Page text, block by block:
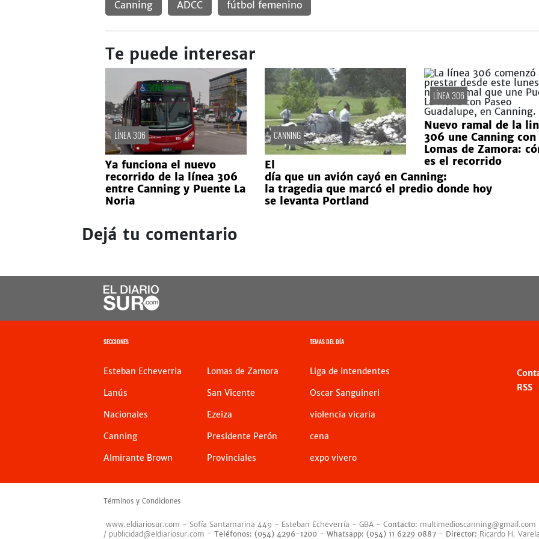
Canning ADCC fútbol femenino
Te puede interesar
LÍNEA 306
Ya funciona el nuevo
recorrido de la línea 306
entre Canning y Puente La
Noria
CANNING
El
día que un avión cayó en Canning:
la tragedia que marcó el predio donde hoy
se levanta Portland
LÍNEA 306
Nuevo ramal de la
306 une Canning con
Lomas de Zamora:
es el recorrido
Dejá tu comentario
SECCIONES
Esteban Echeverria
Lanús
Nacionales
Canning
Almirante Brown
Lomas de Zamora
San Vicente
Ezeiza
Presidente Perón
Provinciales
TEMAS DEL DÍA
Liga de intendentes
Oscar Sanguineri
violencia vicaria
cena
expo vivero
RSS
Términos y Condiciones
www.eldiariosur.com - Sofía Santamarina 449 - Esteban Echeverría - GBA - Contacto: multimedioscanning@gmail.com
/ publicidad@eldiariosur.com - Teléfonos: (054) 4296-1200 - Whatsapp: (054) 11 6229 0887 - Director: Ricardo H.